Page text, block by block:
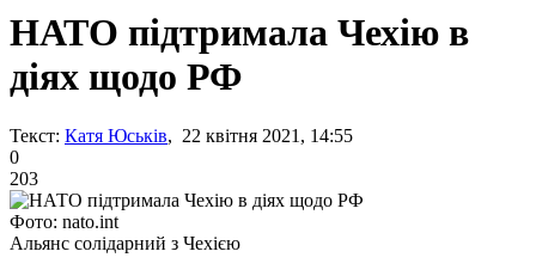
НАТО підтримала Чехію в
діях щодо РФ
Текст: Катя Юськів, 22 квітня 2021, 14:55
0
203
Фото: nato.int
Альянс солідарний з Чехією